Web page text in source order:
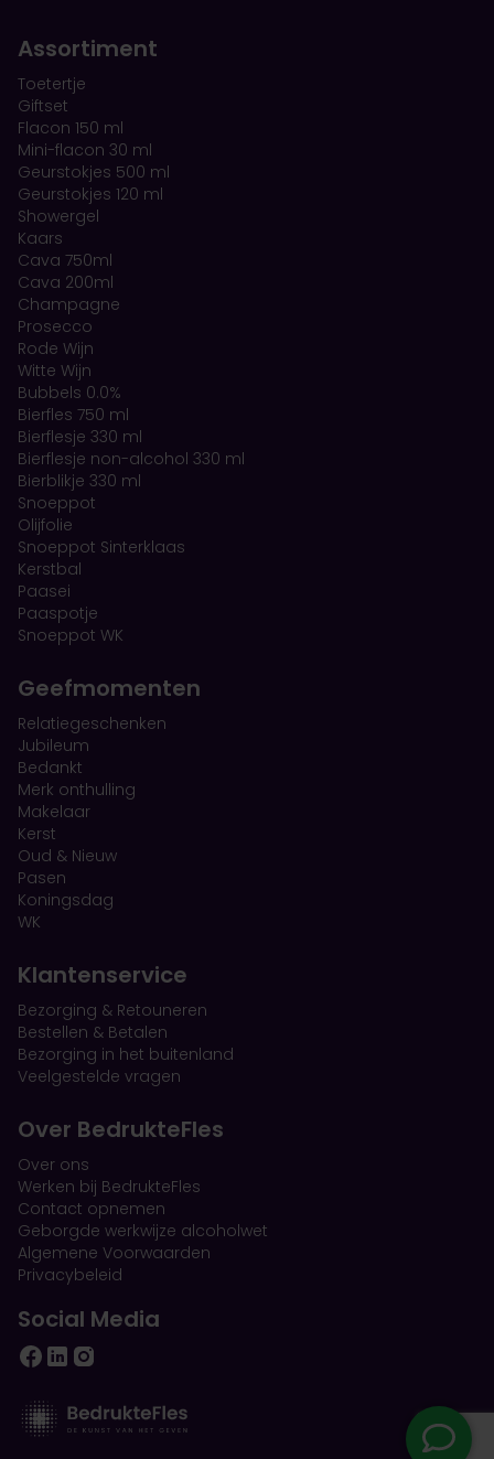
Assortiment
Toetertje
Giftset
Flacon 150 ml
Mini-flacon 30 ml
Geurstokjes 500 ml
Geurstokjes 120 ml
Showergel
Kaars
Cava 750ml
Cava 200ml
Champagne
Prosecco
Rode Wijn
Witte Wijn
Bubbels 0.0%
Bierfles 750 ml
Bierflesje 330 ml
Bierflesje non-alcohol 330 ml
Bierblikje 330 ml
Snoeppot
Olijfolie
Snoeppot Sinterklaas
Kerstbal
Paasei
Paaspotje
Snoeppot WK
Geefmomenten
Relatiegeschenken
Jubileum
Bedankt
Merk onthulling
Makelaar
Kerst
Oud & Nieuw
Pasen
Koningsdag
WK
Klantenservice
Bezorging & Retouneren
Bestellen & Betalen
Bezorging in het buitenland
Veelgestelde vragen
Over BedrukteFles
Over ons
Werken bij BedrukteFles
Contact opnemen
Geborgde werkwijze alcoholwet
Algemene Voorwaarden
Privacybeleid
Social Media